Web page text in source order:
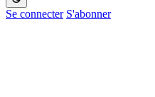
Se connecter S'abonner